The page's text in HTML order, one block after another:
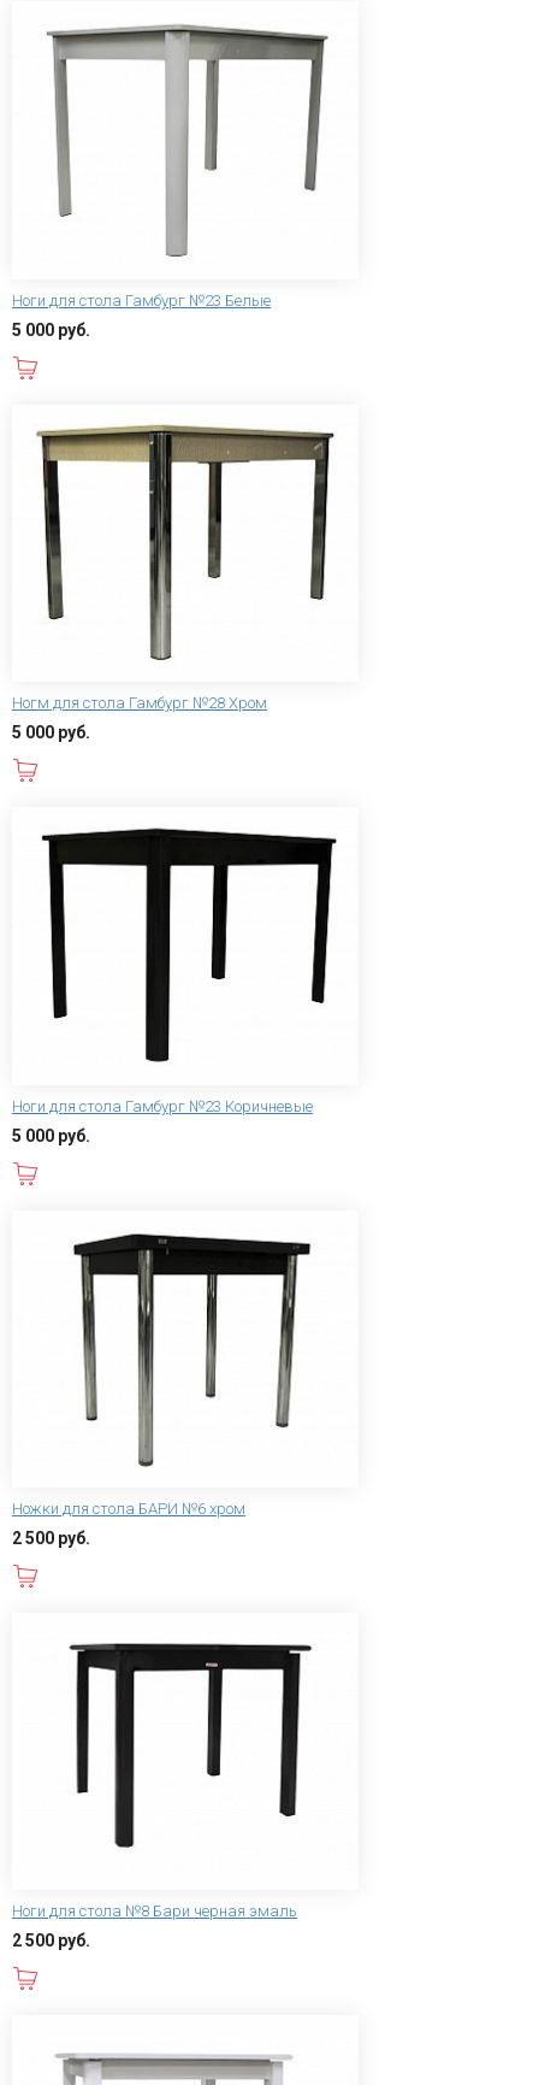
Ноги для стола Гамбург №23 Белые
5 000 руб.
Ногм для стола Гамбург №28 Хром
5 000 руб.
Ноги для стола Гамбург №23 Коричневые
5 000 руб.
Ножки для стола БАРИ №6 хром
2 500 руб.
Ноги для стола №8 Бари черная эмаль
2 500 руб.